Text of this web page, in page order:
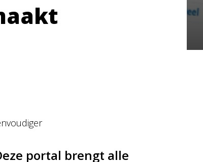
portal brengt alle